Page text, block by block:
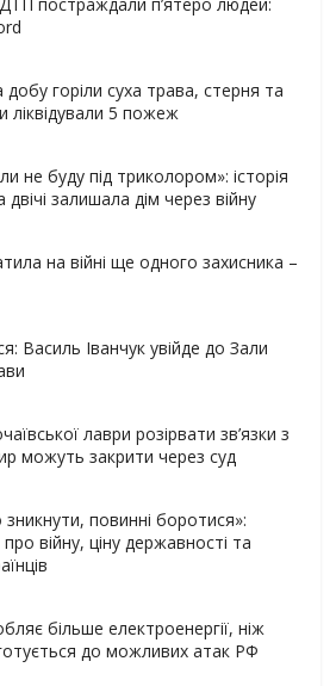
горіли суха трава, стерня та
ліквідували 5 пожеж
не буду під триколором»: історія
залишала дім через війну
на війні ще одного захисника –
Василь Іванчук увійде до Зали
лаври розірвати зв’язки з
можуть закрити через суд
повинні боротися»:
війну, ціну державності та
більше електроенергії, ніж
до можливих атак РФ